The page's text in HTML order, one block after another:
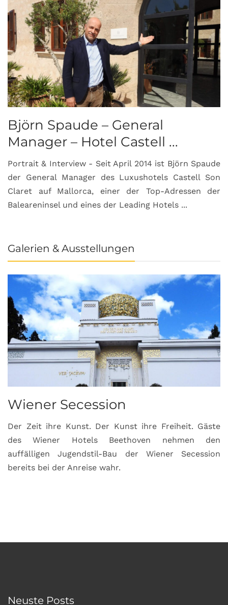
Björn Spaude – General
Manager – Hotel Castell ...
Portrait & Interview - Seit April 2014 ist Björn Spaude
der General Manager des Luxushotels Castell Son
Claret auf Mallorca, einer der Top-Adressen der
Baleareninsel und eines der Leading Hotels ...
Galerien & Ausstellungen
Wiener Secession
Der Zeit ihre Kunst. Der Kunst ihre Freiheit. Gäste
des Wiener Hotels Beethoven nehmen den
auffälligen Jugendstil-Bau der Wiener Secession
bereits bei der Anreise wahr.
Neuste Posts